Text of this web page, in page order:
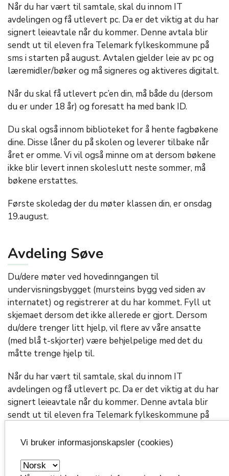
Når du har vært til samtale, skal du innom IT
avdelingen og få utlevert pc. Da er det viktig at du har
signert leieavtale når du kommer. Denne avtala blir
sendt ut til eleven fra Telemark fylkeskommune på
sms i starten på august. Avtalen gjelder leie av pc og
læremidler/bøker og må signeres og aktiveres digitalt.
Når du skal få utlevert pc’en din, må både du (dersom
du er under 18 år) og foresatt ha med bank ID.
Du skal også innom biblioteket for å hente fagbøkene
dine. Disse låner du på skolen og leverer tilbake når
året er omme. Vi vil også minne om at dersom bøkene
ikke blir levert innen skoleslutt neste sommer, må
bøkene erstattes.
Første skoledag der du møter klassen din, er onsdag
19.august.
Avdeling Søve
Du/dere møter ved hovedinngangen til
undervisningsbygget (mursteins bygg ved siden av
internatet) og registrerer at du har kommet. Fyll ut
skjemaet dersom det ikke allerede er gjort. Dersom
du/dere trenger litt hjelp, vil flere av våre ansatte
(med blå t-skjorter) være behjelpelige med det du
måtte trenge hjelp til.
Når du har vært til samtale, skal du innom IT
avdelingen og få utlevert pc. Da er det viktig at du har
signert leieavtale når du kommer. Denne avtala blir
sendt ut til eleven fra Telemark fylkeskommune på
læremidler/bøker og må signeres og aktiveres digitalt.
Når du skal få utlevert pc’en din, må både du (dersom
Vi bruker informasjonskapsler (cookies)